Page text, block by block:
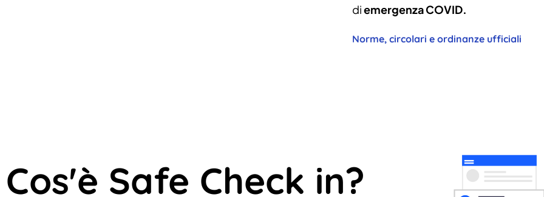
diemergenza COVID.
Norme, circolari e ordinanze ufficiali
Cos'è Safe Check in?